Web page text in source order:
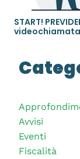
START!
Avvisi
Eventi
Fiscalità